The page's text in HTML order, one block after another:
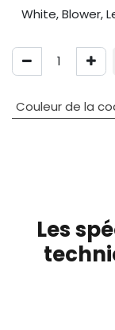
Couleur de la
Les